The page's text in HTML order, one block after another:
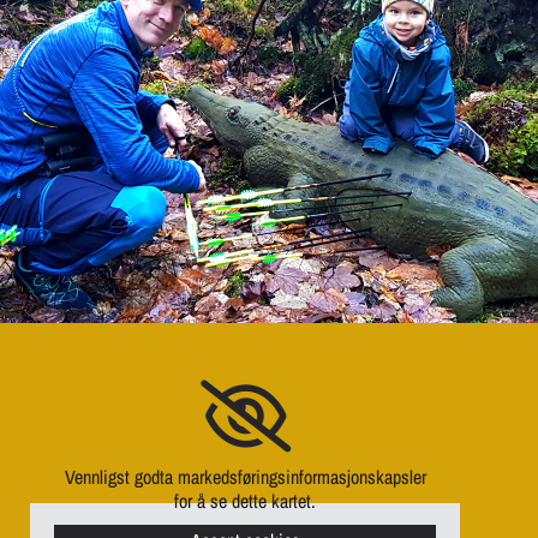
Vennligst godta markedsføringsinformasjonskapsler
for å se dette kartet.